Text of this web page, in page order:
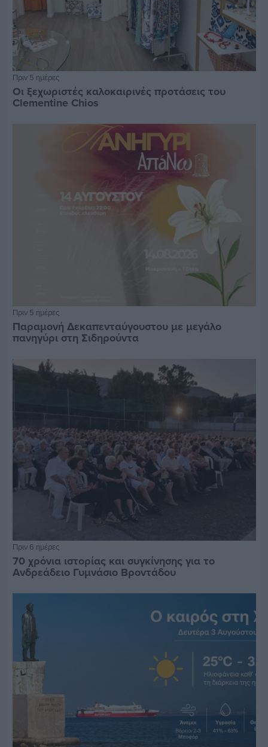
Πριν 5 ημέρες
Οι ξεχωριστές καλοκαιρινές προτάσεις του
Clementine Chios
Πριν 5 ημέρες
Παραμονή Δεκαπενταύγουστου με μεγάλο
πανηγύρι στη Σιδηρούντα
Πριν 6 ημέρες
70 χρόνια ιστορίας και συγκίνησης για το
Ανδρεάδειο Γυμνάσιο Βροντάδου